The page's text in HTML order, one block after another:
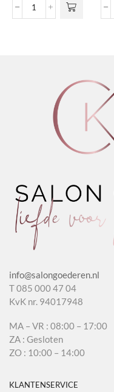
Hyaluronic
info@salongoederen.nl
T 085 000 47 04
KvK nr. 94017948
MA – VR : 08:00 – 17:00
ZA : Gesloten
ZO : 10:00 – 14:00
KLANTENSERVICE